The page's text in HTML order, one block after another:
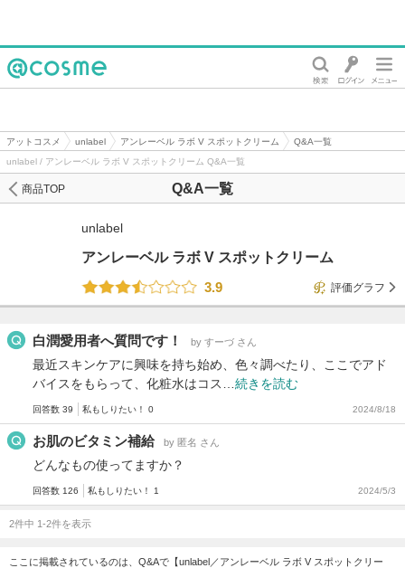
アットコスメ unlabel アンレーベル ラボ V スポットクリーム
Q&A一覧
unlabel / アンレーベル ラボ V スポットクリーム Q&A一覧
Q&A一覧
商品TOP
unlabel
アンレーベル ラボ V スポットクリーム
3.9
評価グラフ
白潤愛用者へ質問です！ by すーづ さん
最近スキンケアに興味を持ち始め、色々調べたり、ここでアド
バイスをもらって、化粧水はコス… 続きを読む
回答数 39 私もしりたい！ 0 2024/8/18
お肌のビタミン補給 by 匿名 さん
どんなもの使ってますか？
回答数 126 私もしりたい！ 1 2024/5/3
2件中 1-2件を表示
ここに掲載されているのは、Q&Aで【unlabel／アンレーベル ラボ V スポットクリー